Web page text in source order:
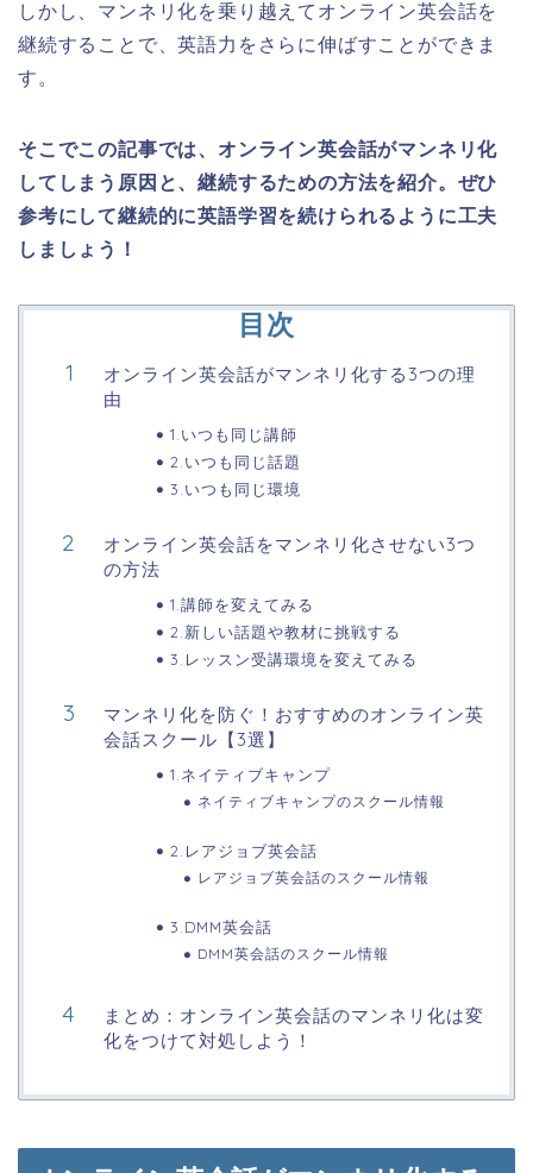
しかし、マンネリ化を乗り越えてオンライン英会話を
継続することで、英語力をさらに伸ばすことができま
す。
そこでこの記事では、オンライン英会話がマンネリ化
してしまう原因と、継続するための方法を紹介。ぜひ
参考にして継続的に英語学習を続けられるように工夫
しましょう！
目次
オンライン英会話がマンネリ化する3つの理
由
1.いつも同じ講師
2.いつも同じ話題
3.いつも同じ環境
オンライン英会話をマンネリ化させない3つ
の方法
1.講師を変えてみる
2.新しい話題や教材に挑戦する
3.レッスン受講環境を変えてみる
マンネリ化を防ぐ！おすすめのオンライン英
会話スクール【3選】
1.ネイティブキャンプ
ネイティブキャンプのスクール情報
2.レアジョブ英会話
レアジョブ英会話のスクール情報
3.DMM英会話
DMM英会話のスクール情報
まとめ：オンライン英会話のマンネリ化は変
化をつけて対処しよう！